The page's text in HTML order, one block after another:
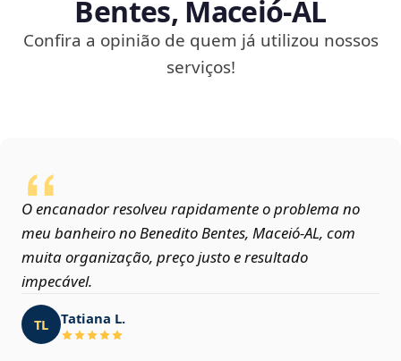
Bentes, Maceió‑AL
Confira a opinião de quem já utilizou nossos
serviços!
O encanador resolveu rapidamente o problema no
meu banheiro no Benedito Bentes, Maceió‑AL, com
muita organização, preço justo e resultado
impecável.
TL Tatiana L.